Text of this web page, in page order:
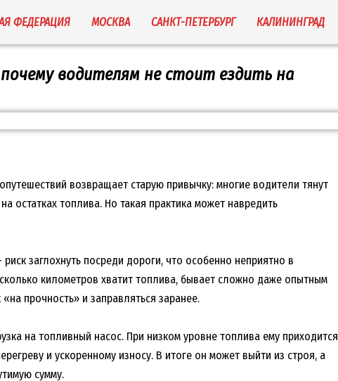
ФЕДЕРАЦИЯ МОСКВА САНКТ-ПЕТЕРБУРГ КАЛИНИНГРАД
водителям не стоит ездить на
возвращает старую привычку: многие водители тянут
остатках топлива. Но такая практика может навредить
заглохнуть посреди дороги, что особенно неприятно в
километров хватит топлива, бывает сложно даже опытным
прочность» и заправляться заранее.
на топливный насос. При низком уровне топлива ему приходится
и ускоренному износу. В итоге он может выйти из строя, а
сумму.